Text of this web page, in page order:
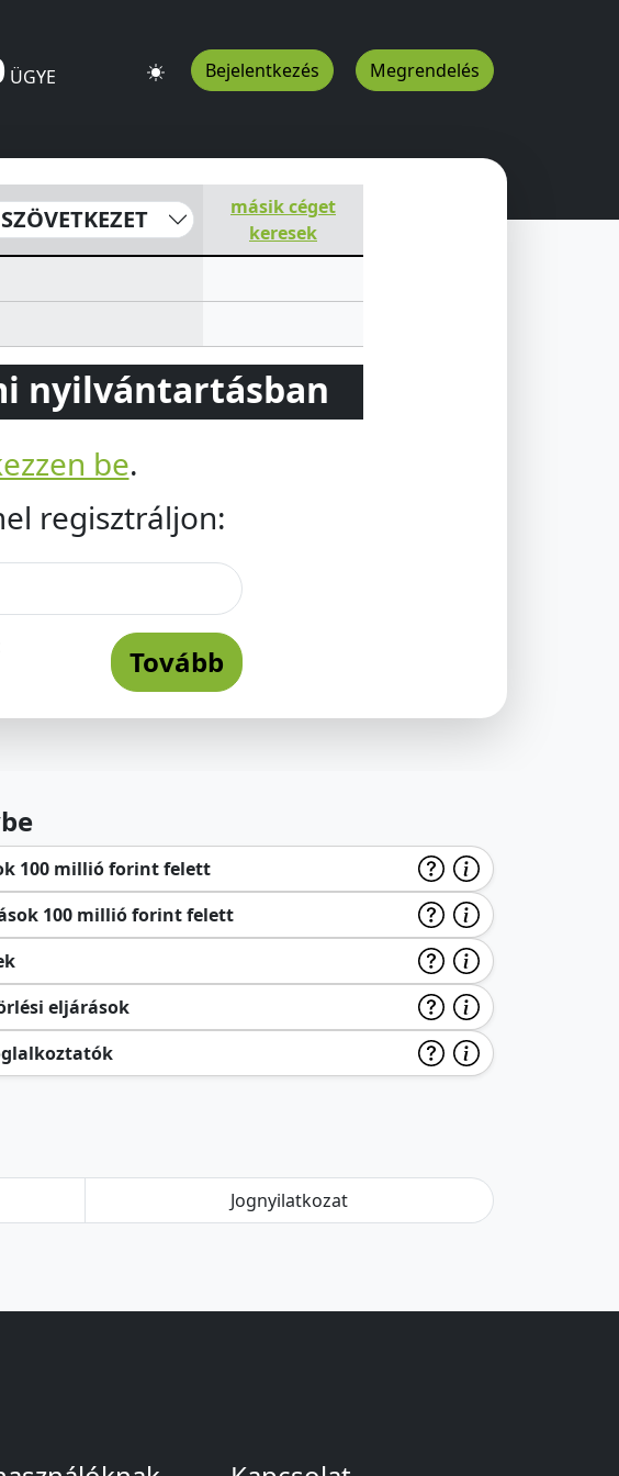
ÜGYE Bejelentkezés Megrendelés
4968HU
másik céget
keresek
nyilvántartásban
be.
regisztráljon:
Tovább
100 millió forint felett
100 millió forint felett
eljárások
Jognyilatkozat